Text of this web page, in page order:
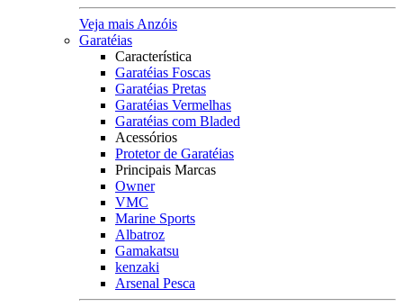
Veja mais Anzóis
Garatéias
Característica
Garatéias Foscas
Garatéias Pretas
Garatéias Vermelhas
Garatéias com Bladed
Acessórios
Protetor de Garatéias
Principais Marcas
Owner
VMC
Marine Sports
Albatroz
Gamakatsu
kenzaki
Arsenal Pesca